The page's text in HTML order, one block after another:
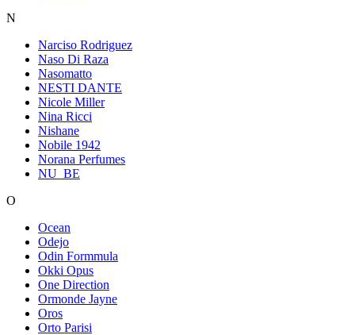
N
Narciso Rodriguez
Naso Di Raza
Nasomatto
NESTI DANTE
Nicole Miller
Nina Ricci
Nishane
Nobile 1942
Norana Perfumes
NU_BE
O
Ocean
Odejo
Odin Formmula
Okki Opus
One Direction
Ormonde Jayne
Oros
Orto Parisi